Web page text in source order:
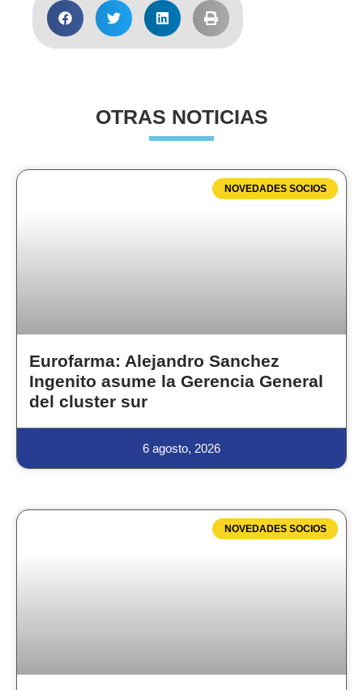
OTRAS NOTICIAS
NOVEDADES SOCIOS
Eurofarma: Alejandro Sanchez
Ingenito asume la Gerencia General
del cluster sur
6 agosto, 2026
NOVEDADES SOCIOS